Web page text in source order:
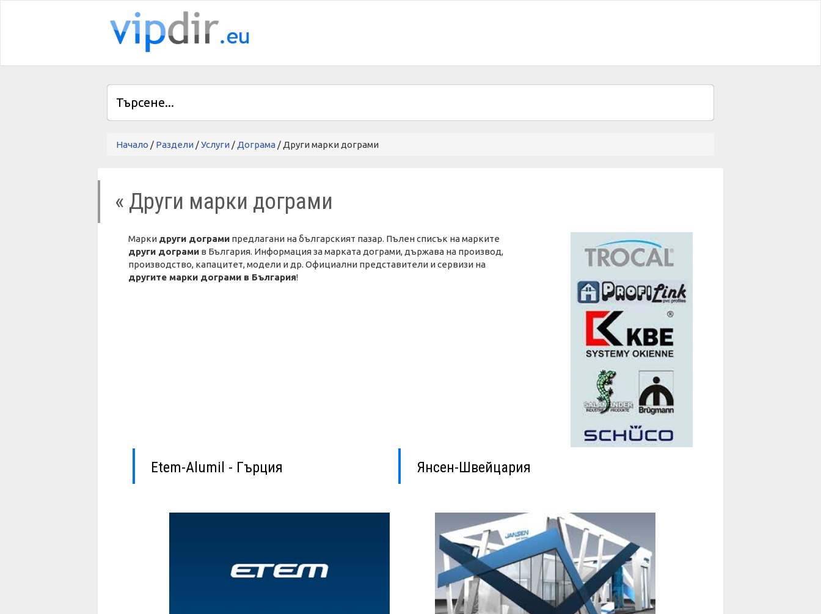
Начало / Раздели /Услуги / Дограма / Други марки дограми
« Други марки дограми
Марки други дограми предлагани на българският пазар. Пълен списък на марките
други дограми в България. Информация за марката дограми, държава на производ,
производство, капацитет, модели и др. Официални представители и сервизи на
другите марки дограми в България!
Еtem-Alumil - Гърция Янсен-Швейцария